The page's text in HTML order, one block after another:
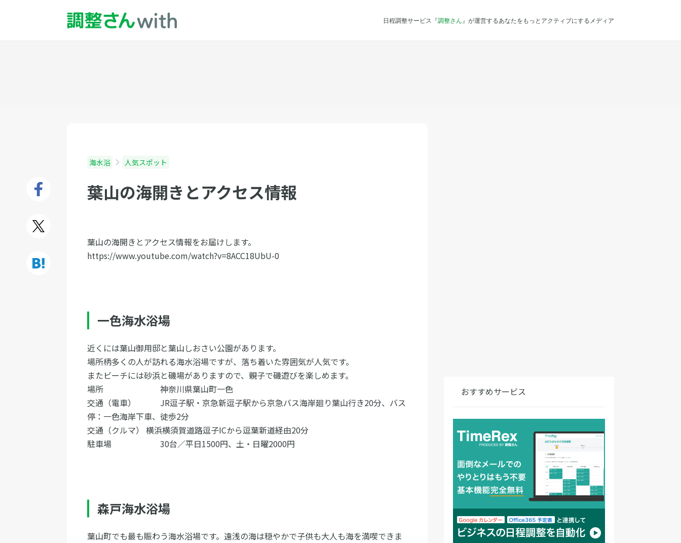
日程調整サービス『調整さん 』が運営するあなたをもっとアクティブにするメディア
海水浴 人気スポット
葉山の海開きとアクセス情報
葉山の海開きとアクセス情報をお届けします。
https://www.youtube.com/watch?v=8ACC18UbU-0
一色海水浴場
近くには葉山御用邸と葉山しおさい公園があります。
場所柄多くの人が訪れる海水浴場ですが、落ち着いた雰囲気が人気です。
またビーチには砂浜と磯場がありますので、親子で磯遊びを楽しめます。
場所 神奈川県葉山町一色
交通（電車） JR逗子駅・京急新逗子駅から京急バス海岸廻り葉山行き20分、バス
停：一色海岸下車、徒歩2分
交通（クルマ） 横浜横須賀道路逗子ICから逗葉新道経由20分
駐車場 30台／平日1500円、土・日曜2000円
森戸海水浴場
葉山町でも最も賑わう海水浴場です。遠浅の海は穏やかで子供も大人も海を満喫できま
おすすめサービス